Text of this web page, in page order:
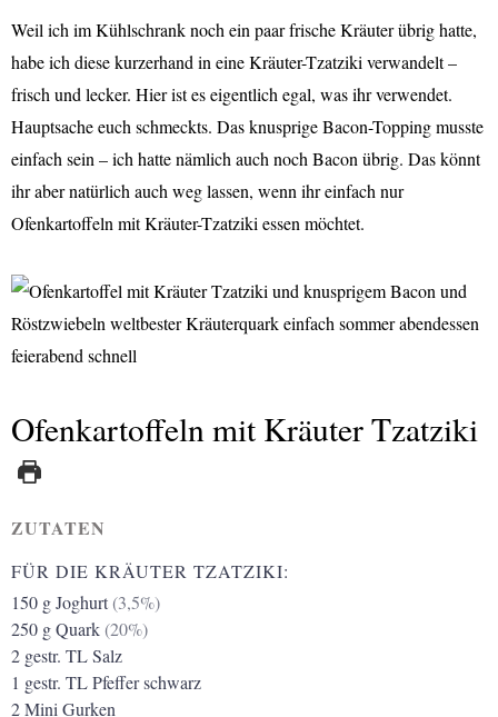
Weil ich im Kühlschrank noch ein paar frische Kräuter übrig hatte,
habe ich diese kurzerhand in eine Kräuter-Tzatziki verwandelt –
frisch und lecker. Hier ist es eigentlich egal, was ihr verwendet.
Hauptsache euch schmeckts. Das knusprige Bacon-Topping musste
einfach sein – ich hatte nämlich auch noch Bacon übrig. Das könnt
ihr aber natürlich auch weg lassen, wenn ihr einfach nur
Ofenkartoffeln mit Kräuter-Tzatziki essen möchtet.
Ofenkartoffeln mit Kräuter Tzatziki
ZUTATEN
FÜR DIE KRÄUTER TZATZIKI:
150 gJoghurt (3,5%)
250 gQuark (20%)
2 gestr. TLSalz
1 gestr. TLPfeffer schwarz
2Mini Gurken